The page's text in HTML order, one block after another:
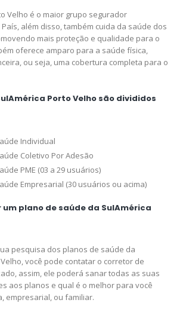
Velho é o maior grupo segurador
além disso, também cuida da saúde dos
mais proteção e qualidade para o
oferece amparo para a saúde física,
ou seja, uma cobertura completa para o
Porto Velho são divididos
Individual
Coletivo Por Adesão
PME (03 a 29 usuários)
Empresarial (30 usuários ou acima)
um plano de saúde da SulAmérica
pesquisa dos planos de saúde da
você pode contatar o corretor de
assim, ele poderá sanar todas as suas
aos planos e qual é o melhor para você
empresarial, ou familiar.